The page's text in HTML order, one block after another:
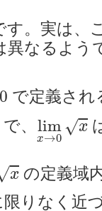
す。実は、
異なるよう
0 で定義さ
、 lim
x→0
√x
lim →0x
xの定義域
限りなく近